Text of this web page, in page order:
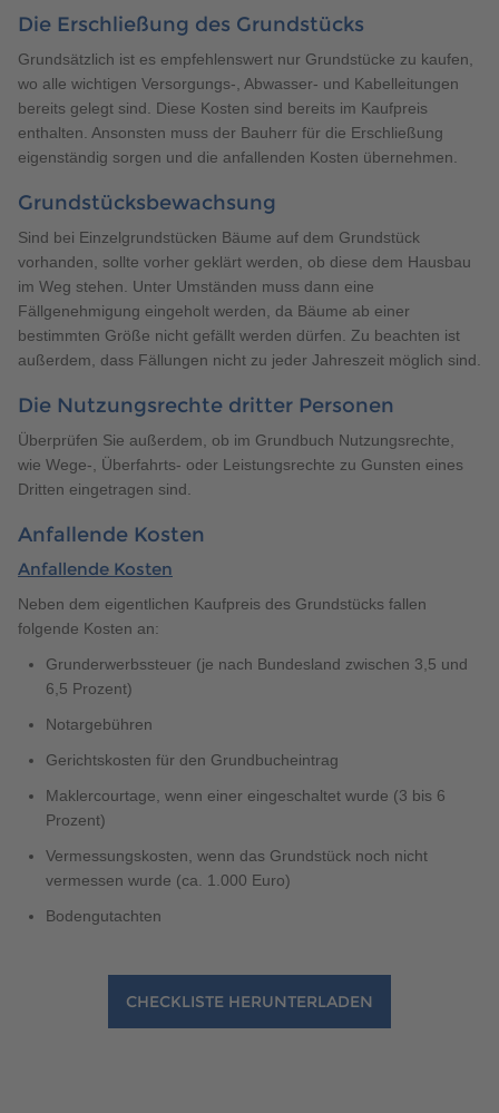
Die Erschließung des Grundstücks
Grundsätzlich ist es empfehlenswert nur Grundstücke zu kaufen,
wo alle wichtigen Versorgungs-, Abwasser- und Kabelleitungen
bereits gelegt sind. Diese Kosten sind bereits im Kaufpreis
enthalten. Ansonsten muss der Bauherr für die Erschließung
eigenständig sorgen und die anfallenden Kosten übernehmen.
Grundstücksbewachsung
Sind bei Einzelgrundstücken Bäume auf dem Grundstück
vorhanden, sollte vorher geklärt werden, ob diese dem Hausbau
im Weg stehen. Unter Umständen muss dann eine
Fällgenehmigung eingeholt werden, da Bäume ab einer
bestimmten Größe nicht gefällt werden dürfen. Zu beachten ist
außerdem, dass Fällungen nicht zu jeder Jahreszeit möglich sind.
Die Nutzungsrechte dritter Personen
Überprüfen Sie außerdem, ob im Grundbuch Nutzungsrechte,
wie Wege-, Überfahrts- oder Leistungsrechte zu Gunsten eines
Dritten eingetragen sind.
Anfallende Kosten
Anfallende Kosten
Neben dem eigentlichen Kaufpreis des Grundstücks fallen
folgende Kosten an:
Grunderwerbssteuer (je nach Bundesland zwischen 3,5 und
6,5 Prozent)
Notargebühren
Gerichtskosten für den Grundbucheintrag
Maklercourtage, wenn einer eingeschaltet wurde (3 bis 6
Prozent)
Vermessungskosten, wenn das Grundstück noch nicht
vermessen wurde (ca. 1.000 Euro)
Bodengutachten
CHECKLISTE HERUNTERLADEN